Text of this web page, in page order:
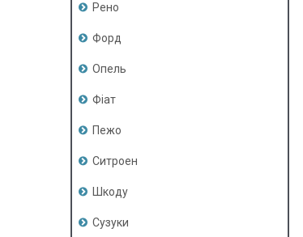
Рено
Форд
Опель
Фіат
Пежо
Ситроен
Шкоду
Сузуки